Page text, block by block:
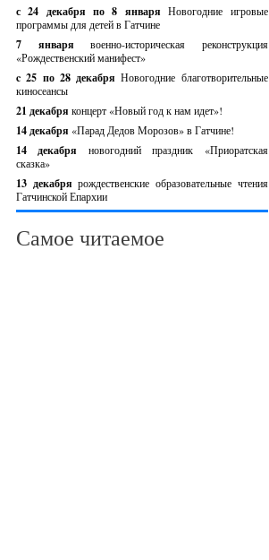
с 24 декабря по 8 январяНовогодние игровые
программы для детей в Гатчине
7 январявоенно-историческая реконструкция
«Рождественский манифест»
c 25 по 28 декабряНовогодние благотворительные
киносеансы
21 декабря концерт «Новый год к нам идет»!
14 декабря «Парад Дедов Морозов» в Гатчине!
14 декабря новогодний праздник «Приоратская
сказка»
13 декабрярождественские образовательные чтения
Гатчинской Епархии
Самое читаемое